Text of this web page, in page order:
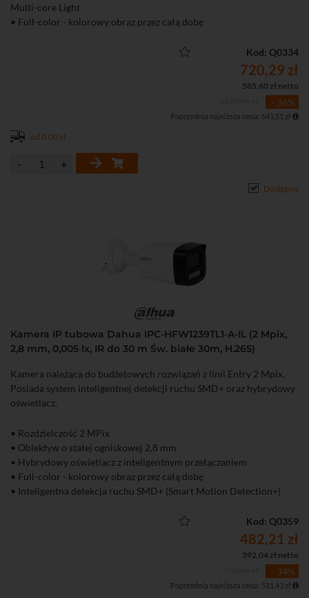
Multi-core Light
• Full-color - kolorowy obraz przez całą dobę
• Funkcje obrazu: D-WDR, 3D-DNR, BLC, HLC, tryb korytarzowy
Kod: Q0334
720,29 zł
585,60 zł netto
- 36%
Poprzednia najniższa cena: 641,51 zł
od 0,00 zł
Dostępny
Kamera IP tubowa Dahua IPC-HFW1239TL1-A-IL (2 Mpix,
2,8 mm, 0,005 lx, IR do 30 m Św. białe 30m, H.265)
Kamera należąca do budżetowych rozwiązań z linii Entry 2 Mpix.
Posiada system inteligentnej detekcji ruchu SMD+ oraz hybrydowy
oświetlacz.
• Rozdzielczość 2 MPix
• Obiektyw o stałej ogniskowej 2,8 mm
• Hybrydowy oświetlacz z inteligentnym przełączaniem
• Full-color - kolorowy obraz przez całą dobę
• Inteligentna detekcja ruchu SMD+ (Smart Motion Detection+)
• Funkcje obrazu: 3D-DNR, ROI, BLC, HLC, tryb korytarzowyKod: Q0359
482,21 zł
392,04 zł netto
- 34%
Poprzednia najniższa cena: 511,43 zł